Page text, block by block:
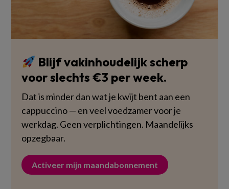
Blijf vakinhoudelijk scherp
voor slechts €3 per week.
Dat is minder dan wat je kwijt bent aan een
cappuccino — en veel voedzamer voor je
werkdag. Geen verplichtingen. Maandelijks
opzegbaar.
Activeer mijn maandabonnement